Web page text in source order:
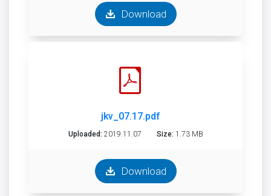
Download
jkv_07.17.pdf
Uploaded: 2019.11.07 Size: 1.73 MB
Download